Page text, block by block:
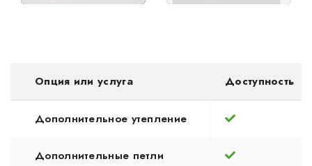
Опция или услуга Доступность
Дополнительное утепление
Дополнительные петли